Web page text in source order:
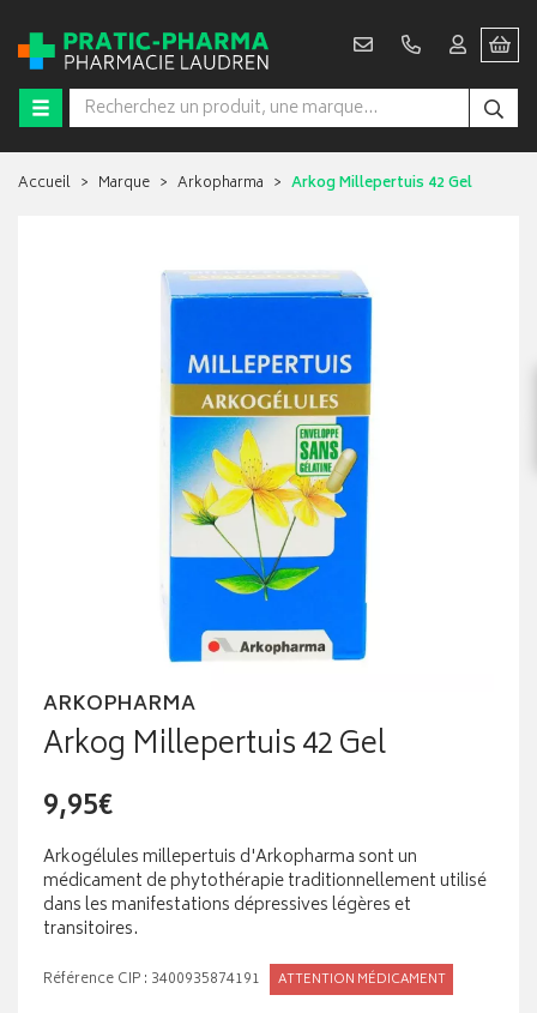
Accueil Marque Arkopharma Arkog Millepertuis 42 Gel
ARKOPHARMA
Arkog Millepertuis 42 Gel
9,95€
Arkogélules millepertuis d'Arkopharma sont un
médicament de phytothérapie traditionnellement utilisé
dans les manifestations dépressives légères et
transitoires.
Référence CIP : 3400935874191 ATTENTION MÉDICAMENT